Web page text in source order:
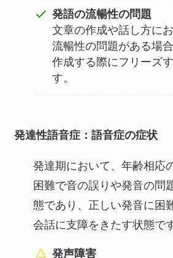
発語の流暢性の問題
文章の作成や話し方に
流暢性の問題がある場
作成する際にフリーズ
す。
発達性語音症：語音症の症状
発達期において、年齢相応
困難で音の誤りや発音の問
態であり、正しい発音に困
会話に支障をきたす状態です
発声障害